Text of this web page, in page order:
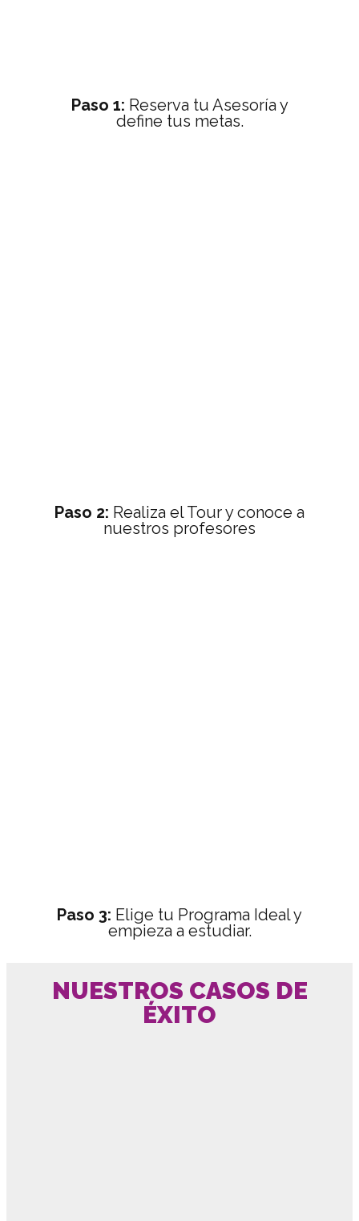
Paso 1: Reserva tu Asesoría y
define tus metas.
Paso 2: Realiza el Tour y conoce a
nuestros profesores
Paso 3: Elige tu Programa Ideal y
empieza a estudiar.
NUESTROS CASOS DE
ÉXITO